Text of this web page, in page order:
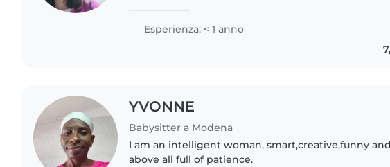
Esperienza: < 1 anno
YVONNE
Babysitter a Modena
I am an intelligent woman, smart,creative,funny and
above all full of patience.